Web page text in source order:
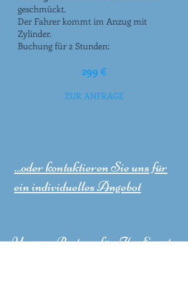
geschmückt.
Der Fahrer kommt im Anzug mit
Zylinder.
Buchung für 2 Stunden:
299 €
ZUR ANFRAGE
...oder kontaktieren Sie uns für
ein individuelles Angebot
Unsere Partner für Ihr Event: